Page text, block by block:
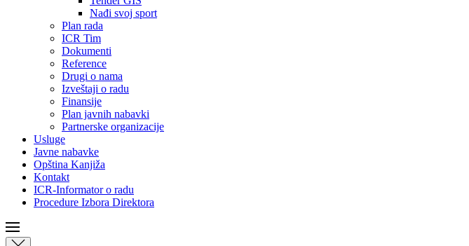
Nađi svoj sport
Plan rada
ICR Tim
Dokumenti
Reference
Drugi o nama
Izveštaji o radu
Finansije
Plan javnih nabavki
Partnerske organizacije
Usluge
Javne nabavke
Opština Kanjiža
Kontakt
ICR-Informator o radu
Procedure Izbora Direktora